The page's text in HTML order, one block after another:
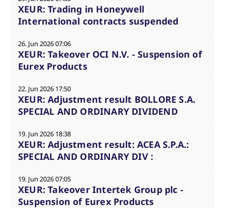
XEUR: Trading in Honeywell
International contracts suspended
26. Jun 2026 07:06
XEUR: Takeover OCI N.V. - Suspension of
Eurex Products
22. Jun 2026 17:50
XEUR: Adjustment result BOLLORE S.A.
SPECIAL AND ORDINARY DIVIDEND
19. Jun 2026 18:38
XEUR: Adjustment result: ACEA S.P.A.:
SPECIAL AND ORDINARY DIV :
19. Jun 2026 07:05
XEUR: Takeover Intertek Group plc -
Suspension of Eurex Products